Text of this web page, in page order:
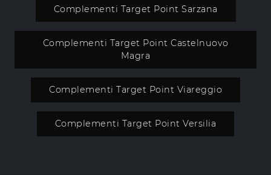
Complementi Target Point Sarzana
Complementi Target Point Castelnuovo
Magra
Complementi Target Point Viareggio
Complementi Target Point Versilia